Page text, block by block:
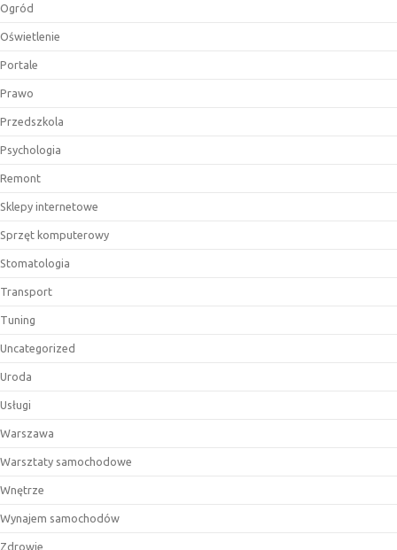
Ogród
Oświetlenie
Portale
Prawo
Przedszkola
Psychologia
Remont
Sklepy internetowe
Sprzęt komputerowy
Stomatologia
Transport
Tuning
Uncategorized
Uroda
Usługi
Warszawa
Warsztaty samochodowe
Wnętrze
Wynajem samochodów
Zdrowie